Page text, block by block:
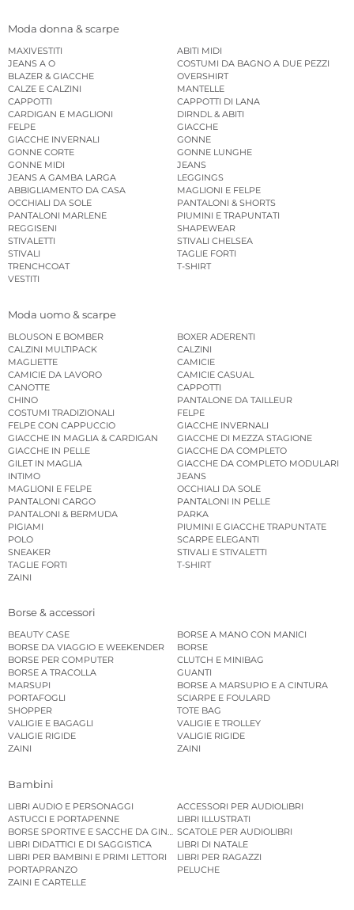
Moda donna & scarpe
MAXIVESTITI
ABITI MIDI
JEANS A O
COSTUMI DA BAGNO A DUE PEZZI
BLAZER & GIACCHE
OVERSHIRT
CALZE E CALZINI
MANTELLE
CAPPOTTI
CAPPOTTI DI LANA
CARDIGAN E MAGLIONI
DIRNDL & ABITI
FELPE
GIACCHE
GIACCHE INVERNALI
GONNE
GONNE CORTE
GONNE LUNGHE
GONNE MIDI
JEANS
JEANS A GAMBA LARGA
LEGGINGS
ABBIGLIAMENTO DA CASA
MAGLIONI E FELPE
OCCHIALI DA SOLE
PANTALONI & SHORTS
PANTALONI MARLENE
PIUMINI E TRAPUNTATI
REGGISENI
SHAPEWEAR
STIVALETTI
STIVALI CHELSEA
STIVALI
TAGLIE FORTI
TRENCHCOAT
T-SHIRT
VESTITI
Moda uomo & scarpe
BLOUSON E BOMBER
BOXER ADERENTI
CALZINI MULTIPACK
CALZINI
MAGLIETTE
CAMICIE
CAMICIE DA LAVORO
CAMICIE CASUAL
CANOTTE
CAPPOTTI
CHINO
PANTALONE DA TAILLEUR
COSTUMI TRADIZIONALI
FELPE
FELPE CON CAPPUCCIO
GIACCHE INVERNALI
GIACCHE IN MAGLIA & CARDIGAN
GIACCHE DI MEZZA STAGIONE
GIACCHE IN PELLE
GIACCHE DA COMPLETO
GILET IN MAGLIA
GIACCHE DA COMPLETO MODULARI
INTIMO
JEANS
MAGLIONI E FELPE
OCCHIALI DA SOLE
PANTALONI CARGO
PANTALONI IN PELLE
PANTALONI & BERMUDA
PARKA
PIGIAMI
PIUMINI E GIACCHE TRAPUNTATE
POLO
SCARPE ELEGANTI
SNEAKER
STIVALI E STIVALETTI
TAGLIE FORTI
T-SHIRT
ZAINI
Borse & accessori
BEAUTY CASE
BORSE A MANO CON MANICI
BORSE DA VIAGGIO E WEEKENDER
BORSE
BORSE PER COMPUTER
CLUTCH E MINIBAG
BORSE A TRACOLLA
GUANTI
MARSUPI
BORSE A MARSUPIO E A CINTURA
PORTAFOGLI
SCIARPE E FOULARD
SHOPPER
TOTE BAG
VALIGIE E BAGAGLI
VALIGIE E TROLLEY
VALIGIE RIGIDE
VALIGIE RIGIDE
ZAINI
ZAINI
Bambini
LIBRI AUDIO E PERSONAGGI
ACCESSORI PER AUDIOLIBRI
ASTUCCI E PORTAPENNE
LIBRI ILLUSTRATI
BORSE SPORTIVE E SACCHE DA GINNASTICASCATOLE PER AUDIOLIBRI
LIBRI DIDATTICI E DI SAGGISTICA
LIBRI DI NATALE
LIBRI PER BAMBINI E PRIMI LETTORI
LIBRI PER RAGAZZI
PORTAPRANZO
PELUCHE
ZAINI E CARTELLE